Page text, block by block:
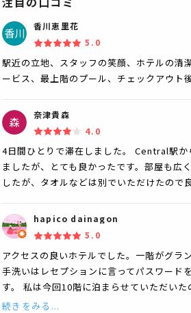
香川恵里花
5.0
駅近の立地、スタッフの笑顔、ホテルの清
ービス、最上階のプール、チェックアウト
奈津貴森
4.0
4日間ひとりで滞在しました。 Central駅
ましたが、とても良かったです。部屋も広
したが、タオルなどは別でいただけたので
hapico dainagon
5.0
アクセスの良いホテルでした。一階がグラ
手洗いはレセプションに言ってパスワード
す。 私は今回10階に泊まらせていただい
続きをみる...